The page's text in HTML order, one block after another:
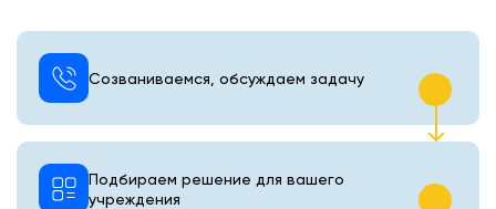
Созваниваемся, обсуждаем задачу
Подбираем решение для вашего
учреждения